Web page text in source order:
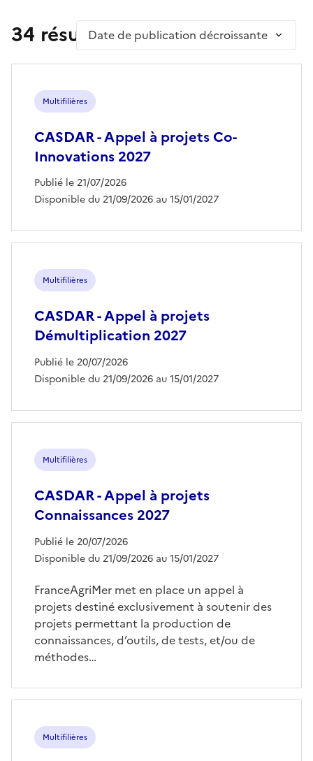
Trier par
34 résultat(s)
Multifilières
CASDAR - Appel à projets Co-
Innovations 2027
Publié le 21/07/2026
Disponible du 21/09/2026 au 15/01/2027
Multifilières
CASDAR - Appel à projets
Démultiplication 2027
Publié le 20/07/2026
Disponible du 21/09/2026 au 15/01/2027
Multifilières
CASDAR - Appel à projets
Connaissances 2027
Publié le 20/07/2026
Disponible du 21/09/2026 au 15/01/2027
FranceAgriMer met en place un appel à
projets destiné exclusivement à soutenir des
projets permettant la production de
connaissances, d’outils, de tests, et/ou de
méthodes…
Multifilières